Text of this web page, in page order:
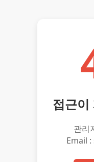
접근이
관리
Email